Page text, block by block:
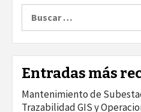
Entradas más
Mantenimiento de
Trazabilidad GIS y